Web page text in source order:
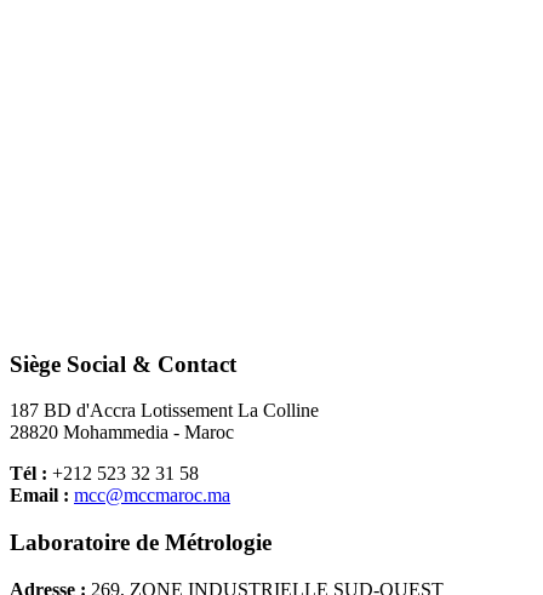
Siège Social & Contact
187 BD d'Accra Lotissement La Colline
28820 Mohammedia - Maroc
Tél : +212 523 32 31 58
Email : mcc@mccmaroc.ma
Laboratoire de Métrologie
Adresse : 269, ZONE INDUSTRIELLE SUD-OUEST